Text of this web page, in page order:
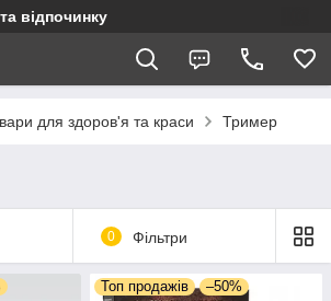
відпочинку
для здоров'я та краси Тример
0 Фільтри
Топ продажів –50%